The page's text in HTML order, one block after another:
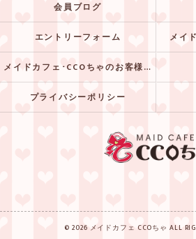
会員ブログ
エントリーフォーム メイ
メイドカフェ･CCOちゃのお客様の声
プライバシーポリシー
© 2026 メイドカフェ CCOちゃ ALL